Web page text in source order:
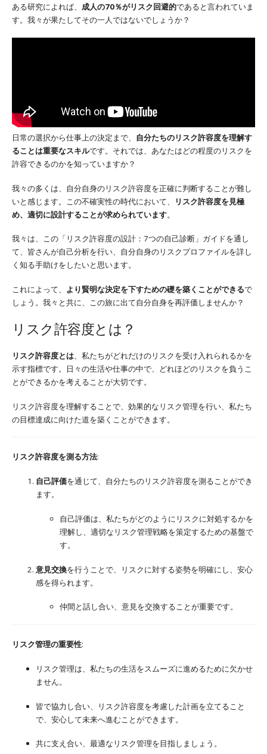
ある研究によれば、 成人の70％がリスク回避的であると言われていま
す。我々が果たしてその一人ではないでしょうか？
日常の選択から仕事上の決定まで、 自分たちのリスク許容度を理解す
ることは重要なスキルです。それでは、あなたはどの程度のリスクを
許容できるのかを知っていますか？
我々の多くは、自分自身のリスク許容度を正確に判断することが難し
いと感じます。この不確実性の時代において、
リスク許容度を見極
め、適切に設計することが求められています。
我々は、この「リスク許容度の設計：7つの自己診断」ガイドを通し
て、皆さんが自己分析を行い、自分自身のリスクプロファイルを詳し
く知る手助けをしたいと思います。
これによって、 より賢明な決定を下すための礎を築くことができるで
しょう。我々と共に、この旅に出て自分自身を再評価しませんか？
リスク許容度とは？
リスク許容度とは、私たちがどれだけのリスクを受け入れられるかを
示す指標です。日々の生活や仕事の中で、どれほどのリスクを負うこ
とができるかを考えることが大切です。
リスク許容度を理解することで、効果的なリスク管理を行い、私たち
の目標達成に向けた道を築くことができます。
リスク許容度を測る方法:
自己評価を通じて、自分たちのリスク許容度を測ることができ
ます。
自己評価は、私たちがどのようにリスクに対処するかを
理解し、適切なリスク管理戦略を策定するための基盤で
す。
意見交換を行うことで、リスクに対する姿勢を明確にし、安心
感を得られます。
仲間と話し合い、意見を交換することが重要です。
リスク管理の重要性:
リスク管理は、私たちの生活をスムーズに進めるために欠かせ
ません。
皆で協力し合い、リスク許容度を考慮した計画を立てること
で、安心して未来へ進むことができます。
共に支え合い、最適なリスク管理を目指しましょう。